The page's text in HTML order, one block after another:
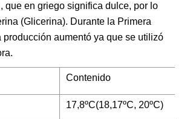
que en griego significa dulce, por lo
(Glicerina). Durante la Primera
producción aumentó ya que se utilizó
Contenido
17,8ºC(18,17ºC, 20ºC)